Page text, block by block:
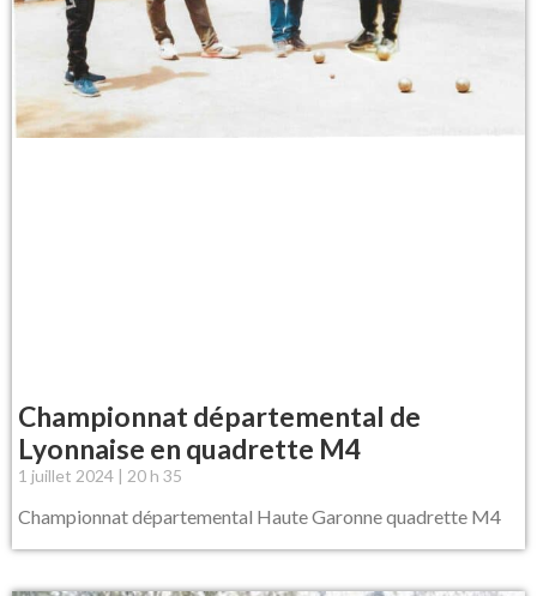
Championnat départemental de
Lyonnaise en quadrette M4
1 juillet 2024 20 h 35
Championnat départemental Haute Garonne quadrette M4